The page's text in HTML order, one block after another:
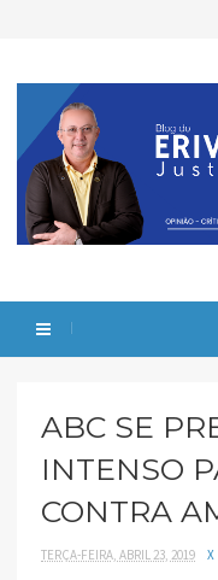
ABC SE
INTENSO
CONTRA
TERÇA-FEIRA, ABRIL 23, 2019 X